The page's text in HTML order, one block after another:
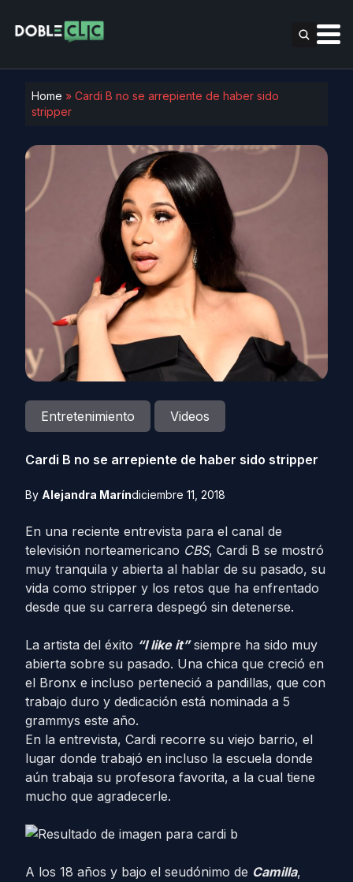
Home » Cardi B no se arrepiente de haber sido
stripper
Entretenimiento Videos
Cardi B no se arrepiente de haber sido stripper
By Alejandra Maríndiciembre 11, 2018
En una reciente entrevista para el canal de
televisión norteamericano CBS, Cardi B se mostró
muy tranquila y abierta al hablar de su pasado, su
vida como stripper y los retos que ha enfrentado
desde que su carrera despegó sin detenerse.
La artista del éxito “I like it”siempre ha sido muy
abierta sobre su pasado. Una chica que creció en
el Bronx e incluso perteneció a pandillas, que con
trabajo duro y dedicación está nominada a 5
grammys este año.
En la entrevista, Cardi recorre su viejo barrio, el
lugar donde trabajó en incluso la escuela donde
aún trabaja su profesora favorita, a la cual tiene
mucho que agradecerle.
A los 18 años y bajo el seudónimo de Camilla,